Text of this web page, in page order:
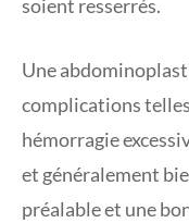
soient resserrés.
Une
complications
hémorragie
et généralement
préalable et une